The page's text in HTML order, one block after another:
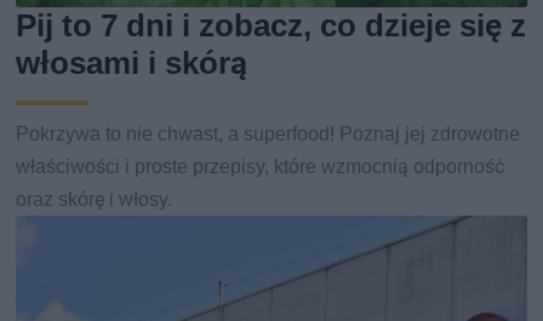
Pij to 7 dni i zobacz, co dzieje się z
włosami i skórą
Pokrzywa to nie chwast, a superfood! Poznaj jej zdrowotne
właściwości i proste przepisy, które wzmocnią odporność
oraz skórę i włosy.